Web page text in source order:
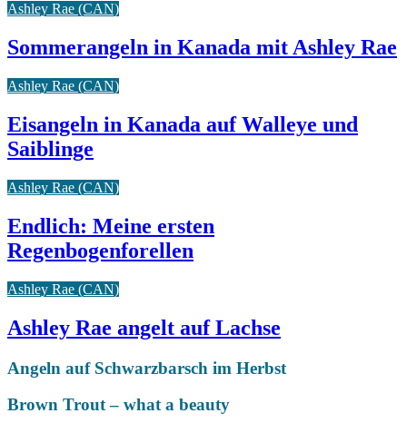
Ashley Rae (CAN)
Sommerangeln in Kanada mit Ashley Rae
Ashley Rae (CAN)
Eisangeln in Kanada auf Walleye und
Saiblinge
Ashley Rae (CAN)
Endlich: Meine ersten
Regenbogenforellen
Ashley Rae (CAN)
Ashley Rae angelt auf Lachse
Angeln auf Schwarzbarsch im Herbst
Brown Trout – what a beauty